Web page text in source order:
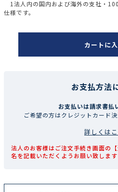
1法人内の国内および海外の支社・
仕様です。
カートに
お支払方法
お支払いは請求書払
ご希望の方はクレジットカード
詳しくは
法人のお客様はご注文手続き画面の
名を記載いただくようお願い致します